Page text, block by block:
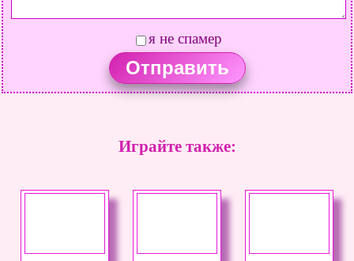
я не спамер
Играйте также: